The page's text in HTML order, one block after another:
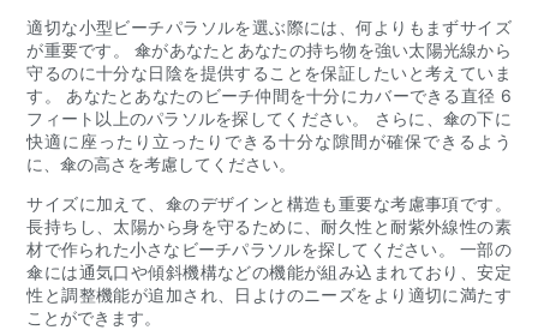
適切な小型ビーチパラソルを選ぶ際には、何よりもまずサイズ
が重要です。 傘があなたとあなたの持ち物を強い太陽光線から
守るのに十分な日陰を提供することを保証したいと考えていま
す。 あなたとあなたのビーチ仲間を十分にカバーできる直径 6
フィート以上のパラソルを探してください。 さらに、傘の下に
快適に座ったり立ったりできる十分な隙間が確保できるよう
に、傘の高さを考慮してください。
サイズに加えて、傘のデザインと構造も重要な考慮事項です。
長持ちし、太陽から身を守るために、耐久性と耐紫外線性の素
材で作られた小さなビーチパラソルを探してください。 一部の
傘には通気口や傾斜機構などの機能が組み込まれており、安定
性と調整機能が追加され、日よけのニーズをより適切に満たす
ことができます。